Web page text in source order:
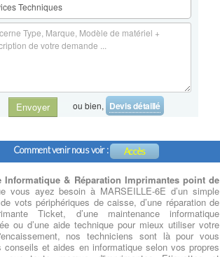
Envoyer ou bien, Devis détaillé
Comment venir nous voir : Accès
Informatique & Réparation Imprimantes point de
vous ayez besoin à MARSEILLE-6E d’un simple
vots périphériques de caisse, d’une réparation de
Ticket, d’une maintenance informatique
ou d’une aide technique pour mieux utiliser votre
nos techniciens sont là pour vous
conseils et aides en informatique selon vos propres